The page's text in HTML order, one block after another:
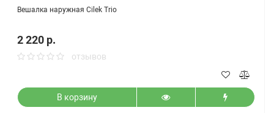
Вешалка наружная Cilek Trio
2 220 р.
отзывов
В корзину